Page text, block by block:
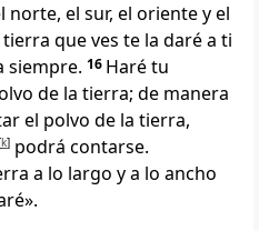
norte, el sur, el oriente y el
que ves te la daré a ti
siempre. 16 Haré tu
de la tierra; de manera
el polvo de la tierra,
k] podrá contarse.
a lo largo y a lo ancho
».